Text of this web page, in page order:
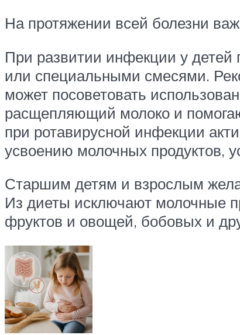
На протяжении всей болезни
При развитии инфекции у детей
или специальными смесями.
может посоветовать
расщепляющий молоко и
при ротавирусной инфекции
усвоению молочных продуктов,
Старшим детям и взрослым
Из диеты исключают молочные
фруктов и овощей, бобовых и